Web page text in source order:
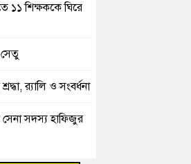
১১ শিক্ষককে ঘিরে
র‍্যালি ও সংবর্ধনা
সদস্য হাফিজুর